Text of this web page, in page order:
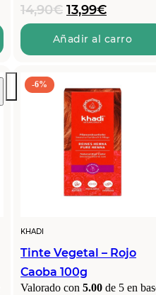
14,90€ El
precio
original
era:
13,99€El
precio
actual
es:
Añadir al carro
-6%
KHADI
Tinte Vegetal – Rojo
Caoba 100g
Valorado con 5.00 de 5 en